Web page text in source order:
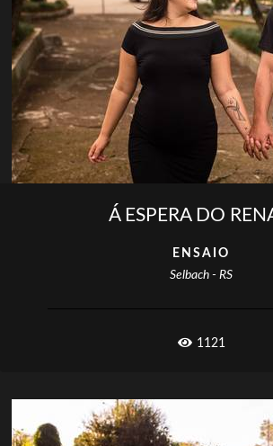
Á ESPERA DO
ENSAIO
Selbach - RS
1121